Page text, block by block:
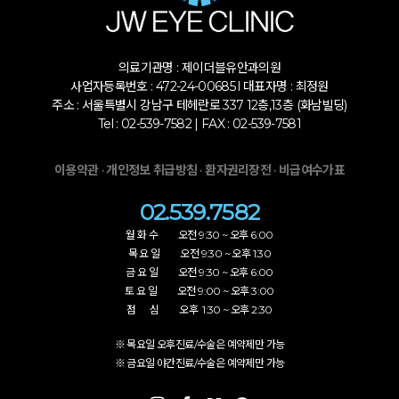
의료기관명 : 제이더블유안과의원
사업자등록번호 : 472-24-00685 l 대표자명 : 최정원
주소 : 서울특별시 강남구 테헤란로 337 12층,13층 (화남빌딩)
Tel : 02-539-7582 | FAX : 02-539-7581
이용약관·개인정보 취급방침 ·환자권리장전 · 비급여수가표
02.539.7582
월 화 수 오전 9:30 ~ 오후 6:00
목 요 일 오전 9:30 ~ 오후 1:30
금 요 일 오전 9:30 ~ 오후 6:00
토 요 일 오전 9:00 ~ 오후 3:00
점 심 오후 1:30 ~ 오후 2:30
※ 목요일 오후진료/수술은 예약제만 가능
※ 금요일 야간진료/수술은 예약제만 가능